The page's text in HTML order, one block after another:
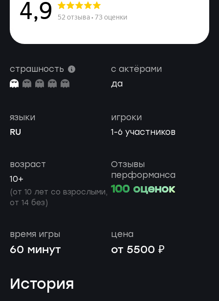
страшность
с актёрами
да
игроки
1-6 участников
языки
RU
возраст
10+
(от 10 лет со взрослыми,
от 14 без)
Отзывы
перформанса
100 оценок
время игры
60 минут
цена
от 5500 ₽
История